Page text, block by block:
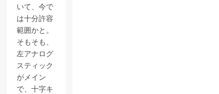
いて、今で
は十分許容
範囲かと。
そもそも、
左アナログ
スティック
がメイン
で、十字キ